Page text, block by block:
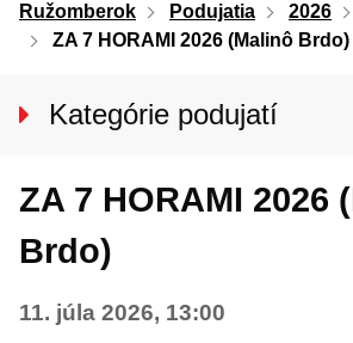
Ružomberok Podujatia 2026
ZA 7 HORAMI 2026 (Malinô Brdo)
Kategórie podujatí
Kino Kultúra
Divadlo
Šport
ZA 7 HORAMI 2026
Brdo)
11. júla 2026, 13:00